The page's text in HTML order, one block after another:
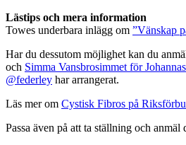
Lästips och mera information
Towes underbara inlägg om ”Vänskap
Har du dessutom möjlighet kan du
och Simma Vansbrosimmet för
@federley har arrangerat.
Läs mer om Cystisk Fibros på
Passa även på att ta ställning och anmäl